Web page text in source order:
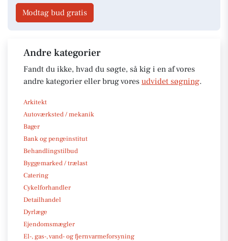
Modtag bud gratis
Andre kategorier
Fandt du ikke, hvad du søgte, så kig i en af vores
andre kategorier eller brug vores udvidet søgning.
Arkitekt
Autoværksted / mekanik
Bager
Bank og pengeinstitut
Behandlingstilbud
Byggemarked / trælast
Catering
Cykelforhandler
Detailhandel
Dyrlæge
Ejendomsmægler
El-, gas-, vand- og fjernvarmeforsyning